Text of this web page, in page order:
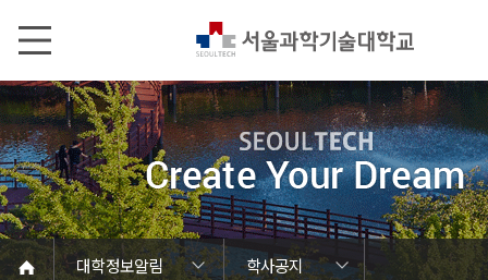
대학정보알림
학사공지